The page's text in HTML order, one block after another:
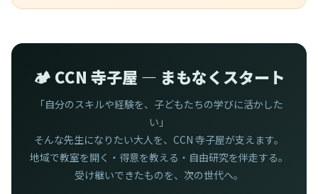
🏕️ CCN 寺子屋 — まもなくスタート
「自分のスキルや経験を、子どもたちの学びに活かした
い」
そんな先生になりたい大人を、CCN 寺子屋が支えます。
地域で教室を開く・得意を教える・自由研究を伴走する。
受け継いできたものを、次の世代へ。